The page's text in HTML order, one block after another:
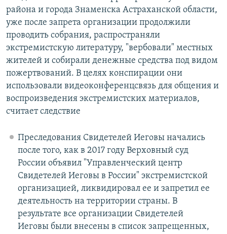
района и города Знаменска Астраханской области,
уже после запрета организации продолжили
проводить собрания, распространяли
экстремистскую литературу, "вербовали" местных
жителей и собирали денежные средства под видом
пожертвований. В целях конспирации они
использовали видеоконференцсвязь для общения и
воспроизведения экстремистских материалов,
считает следствие
Преследования Свидетелей Иеговы начались
после того, как в 2017 году Верховный суд
России объявил "Управленческий центр
Свидетелей Иеговы в России" экстремистской
организацией, ликвидировал ее и запретил ее
деятельность на территории страны. В
результате все организации Свидетелей
Иеговы были внесены в список запрещенных,